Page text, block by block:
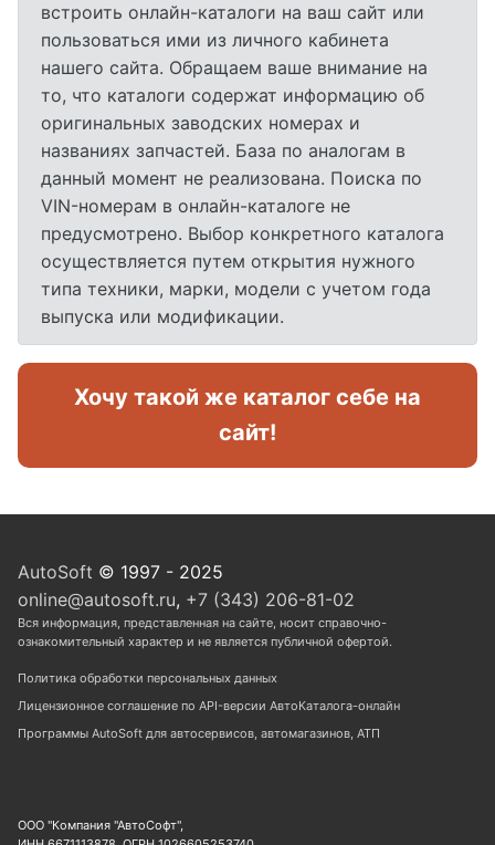
встроить онлайн-каталоги на ваш сайт или
пользоваться ими из личного кабинета
нашего сайта. Обращаем ваше внимание на
то, что каталоги содержат информацию об
оригинальных заводских номерах и
названиях запчастей. База по аналогам в
данный момент не реализована. Поиска по
VIN-номерам в онлайн-каталоге не
предусмотрено. Выбор конкретного каталога
осуществляется путем открытия нужного
типа техники, марки, модели с учетом года
выпуска или модификации.
Хочу такой же каталог себе на
сайт!
AutoSoft © 1997 - 2025
online@autosoft.ru, +7 (343) 206-81-02
Вся информация, представленная на сайте, носит справочно-
ознакомительный характер и не является публичной офертой.
Политика обработки персональных данных
Лицензионное соглашение по API-версии АвтоКаталога-онлайн
Программы AutoSoft для автосервисов, автомагазинов, АТП
ООО "Компания "АвтоСофт",